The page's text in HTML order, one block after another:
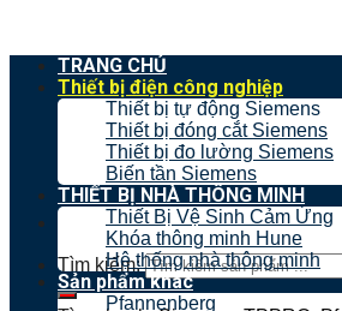
Tìm kiếm:
TRANG CHỦ
Thiết bị điện công nghiệp
Thiết bị tự động Siemens
Thiết bị đóng cắt Siemens
Thiết bị đo lường Siemens
Biến tần Siemens
THIẾT BỊ NHÀ THÔNG MINH
Thiết Bị Vệ Sinh Cảm Ứng
Khóa thông minh Hune
Hệ thống nhà thông minh
Sản phẩm khác
Pfannenberg